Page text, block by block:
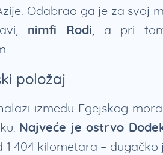
Odabrao ga je za svoj
nimfi Rodi, a pri
položaj
između Egejskog
Najveće je ostrvo
1 404 kilometara –